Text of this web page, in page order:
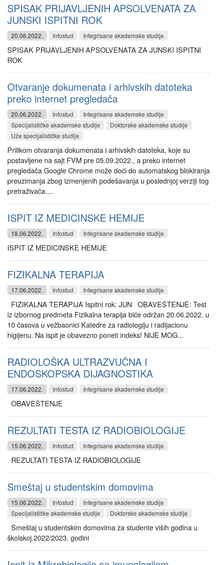
SPISAK PRIJAVLJENIH APSOLVENATA ZA
JUNSKI ISPITNI ROK
20.06.2022. Infostud Integrisane akademske studije
SPISAK PRIJAVLJENIH APSOLVENATA ZA JUNSKI ISPITNI
ROK
Otvaranje dokumenata i arhivskih datoteka
preko internet pregledača
20.06.2022. Infostud
Integrisane akademske studije
Specijalističke akademske studije
Doktorske akademske studije
Uže specijalističke studije
Prilikom otvaranja dokumenata i arhivskih datoteka, koje su
postavljene na sajt FVM pre 05.09.2022., a preko internet
pregledača Google Chrome može doći do automatskog blokiranja
preuzimanja zbog izmenjenih podešavanja u poslednjoj verziji tog
pretraživača....
ISPIT IZ MEDICINSKE HEMIJE
18.06.2022. Infostud Integrisane akademske studije
ISPIT IZ MEDICINSKE HEMIJE
FIZIKALNA TERAPIJA
17.06.2022. Infostud Integrisane akademske studije
FIZIKALNA TERAPIJA Ispitni rok: JUN OBAVEŠTENJE: Test
iz izbornog predmeta Fizikalna terapija biće održan 20.06.2022. u
10 časova u vežbaonici Katedre za radiologiju i radijacionu
higijenu. Na ispit je obavezno poneti indeks! NIJE MOG...
RADIOLOŠKA ULTRAZVUČNA I
ENDOSKOPSKA DIJAGNOSTIKA
17.06.2022. Infostud Integrisane akademske studije
OBAVEŠTENJE
REZULTATI TESTA IZ RADIOBIOLOGIJE
15.06.2022. Infostud Integrisane akademske studije
REZULTATI TESTA IZ RADIOBIOLOGIJE
Smeštaj u studentskim domovima
15.06.2022. Infostud
Integrisane akademske studije
Specijalističke akademske studije
Doktorske akademske studije
Smeštaj u studentskim domovima za studente viših godina u
školskoj 2022/2023. godini